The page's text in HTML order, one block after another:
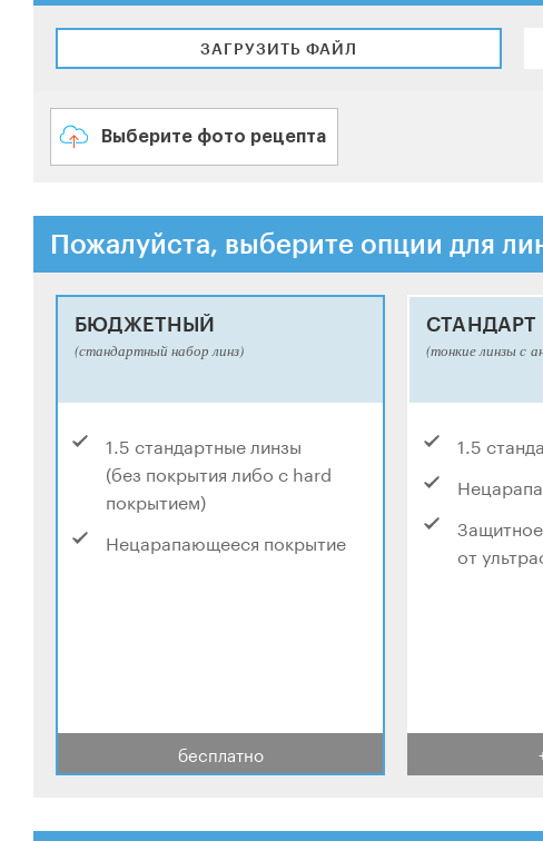
ЗАГРУЗИТЬ ФАЙЛ
Выберите фото рецепта
Пожалуйста, выберите опции для
БЮДЖЕТНЫЙ
(стандартный набор линз)
1.5 стандартные линзы
(без покрытия либо с hard
покрытием)
Нецарапающееся покрытие
бесплатно
СТАНДАРТ
(тонкие линзы с
1.5
от